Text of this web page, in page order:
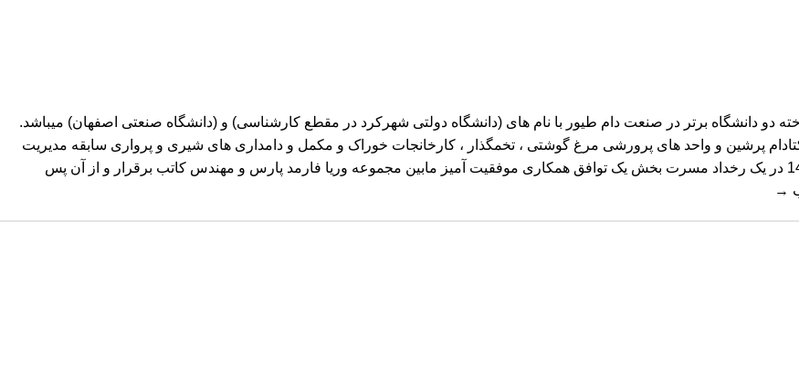
دو دانشگاه برتر در صنعت دام طیور با نام های (دانشگاه دولتی شهرکرد در مقطع کارشناسی) و (دانشگاه صنعتی اصفهان) میباشد.
پرشین و واحد های پرورشی مرغ گوشتی ، تخمگذار ، کارخانجات خوراک و مکمل و دامداری های شیری و پرواری سابقه مدیریت
پرورش واحد های شخصی نیز در رزومه ایشان یافت میشود . در سال 1403 در یک رخداد مسرت بخش یک توافق همکاری موفقیت آمیز مابین مجموعه وریا فارمد پارس و مهندس کاتب برقرار و از آن پس
→